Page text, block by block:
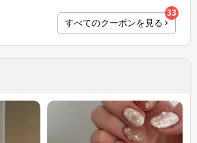
すべてのクーポンを見る
33